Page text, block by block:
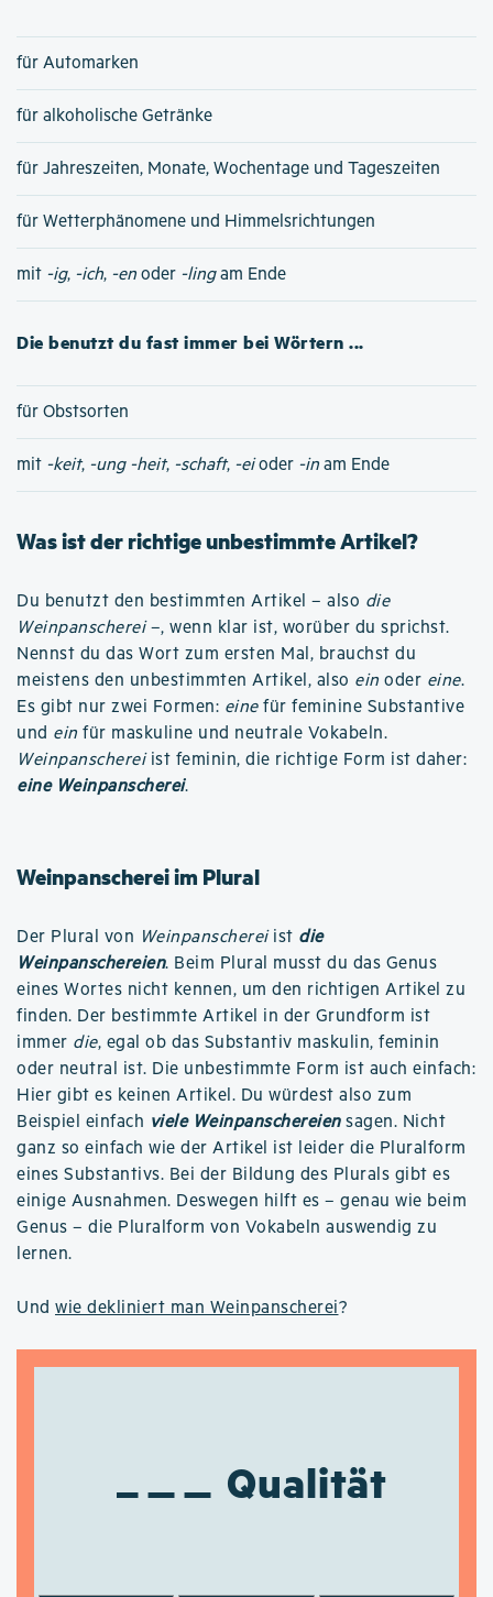
für Automarken
für alkoholische Getränke
für Jahreszeiten, Monate, Wochentage und Tageszeiten
für Wetterphänomene und Himmelsrichtungen
mit -ig, -ich, -en oder -lingam Ende
Die benutzt du fast immer bei Wörtern ...
für Obstsorten
mit -keit, -ung -heit, -schaft, -eioder -in am Ende
Was ist der richtige unbestimmte Artikel?
Du benutzt den bestimmten Artikel – also die
Weinpanscherei–, wenn klar ist, worüber du sprichst.
Nennst du das Wort zum ersten Mal, brauchst du
meistens den unbestimmten Artikel, also ein oder eine.
Es gibt nur zwei Formen: einefür feminine Substantive
und ein für maskuline und neutrale Vokabeln.
Weinpanschereiist feminin, die richtige Form ist daher:
eine Weinpanscherei.
Weinpanscherei im Plural
Der Plural von Weinpanschereiist die
Weinpanschereien. Beim Plural musst du das Genus
eines Wortes nicht kennen, um den richtigen Artikel zu
finden. Der bestimmte Artikel in der Grundform ist
immer die, egal ob das Substantiv maskulin, feminin
oder neutral ist. Die unbestimmte Form ist auch einfach:
Hier gibt es keinen Artikel. Du würdest also zum
Beispiel einfach viele Weinpanschereiensagen. Nicht
ganz so einfach wie der Artikel ist leider die Pluralform
eines Substantivs. Bei der Bildung des Plurals gibt es
einige Ausnahmen. Deswegen hilft es – genau wie beim
Genus – die Pluralform von Vokabeln auswendig zu
lernen.
Und wie dekliniert man Weinpanscherei?
Qualität